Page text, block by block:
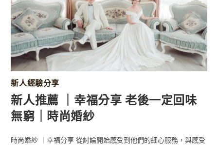
新人經驗分享
新人推薦 ｜幸福分享 老後一定回味
無窮｜時尚婚紗
時尚婚紗 ｜幸福分享 從討論開始感受到他們的細心服務，與感受